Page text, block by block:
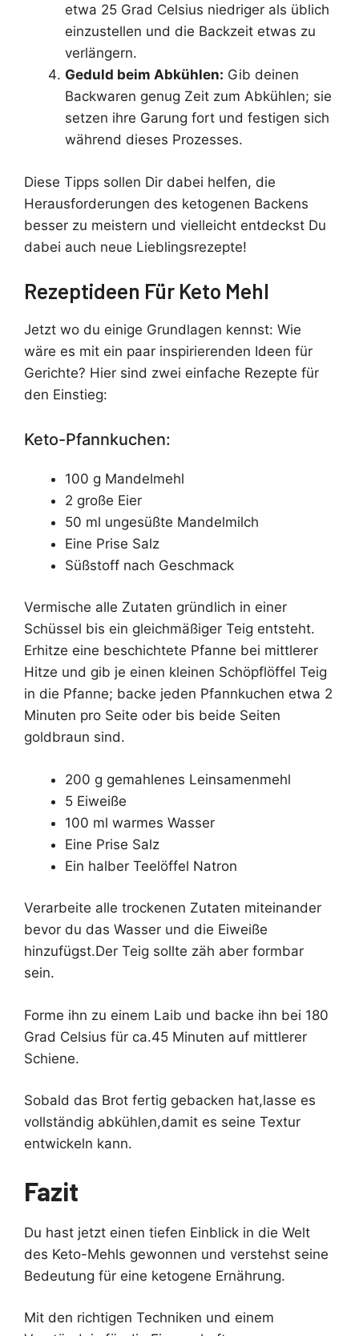
etwa 25 Grad Celsius niedriger als üblich
einzustellen und die Backzeit etwas zu
verlängern.
Geduld beim Abkühlen: Gib deinen
Backwaren genug Zeit zum Abkühlen; sie
setzen ihre Garung fort und festigen sich
während dieses Prozesses.
Diese Tipps sollen Dir dabei helfen, die
Herausforderungen des ketogenen Backens
besser zu meistern und vielleicht entdeckst Du
dabei auch neue Lieblingsrezepte!
Rezeptideen Für Keto Mehl
Jetzt wo du einige Grundlagen kennst: Wie
wäre es mit ein paar inspirierenden Ideen für
Gerichte? Hier sind zwei einfache Rezepte für
den Einstieg:
Keto-Pfannkuchen:
100 g Mandelmehl
2 große Eier
50 ml ungesüßte Mandelmilch
Eine Prise Salz
Süßstoff nach Geschmack
Vermische alle Zutaten gründlich in einer
Schüssel bis ein gleichmäßiger Teig entsteht.
Erhitze eine beschichtete Pfanne bei mittlerer
Hitze und gib je einen kleinen Schöpflöffel Teig
in die Pfanne; backe jeden Pfannkuchen etwa 2
Minuten pro Seite oder bis beide Seiten
goldbraun sind.
200 g gemahlenes Leinsamenmehl
5 Eiweiße
100 ml warmes Wasser
Eine Prise Salz
Ein halber Teelöffel Natron
Verarbeite alle trockenen Zutaten miteinander
bevor du das Wasser und die Eiweiße
hinzufügst.Der Teig sollte zäh aber formbar
sein.
Forme ihn zu einem Laib und backe ihn bei 180
Grad Celsius für ca.45 Minuten auf mittlerer
Schiene.
Sobald das Brot fertig gebacken hat,lasse es
vollständig abkühlen,damit es seine Textur
entwickeln kann.
Fazit
Du hast jetzt einen tiefen Einblick in die Welt
des Keto-Mehls gewonnen und verstehst seine
Bedeutung für eine ketogene Ernährung.
Mit den richtigen Techniken und einem